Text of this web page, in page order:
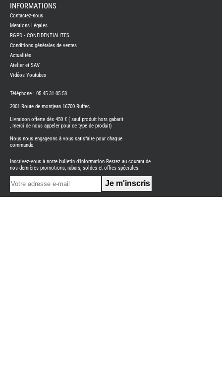
CAMPING-
BENIMAR
CAMPING-
CARADO
CAMPING-
ITINEO
CAMPING-
OCCASION
CARADO
NEUFS
FOURGON
BENIMAR
FOURGON
INFORMATIONS
Contactez-nous
Mentions Légales
RGPD - CONFIDENTIALITES
Conditions générales de ventes
Actualités
Atelier et SAV
Vidéos Youtubes
Téléphone : 05 45 31 05 58
2001 Route de montjean 16700 Ruffec
Livraison offerte dès 450 € ( sauf produit hors gabarit
, merci de nous appeler pour ce type de produit)
Nous nous engageons à vous satisfaire pour chaque
commande.
Inscrivez-vous à notre bulletin d'information Restez au courant de
nos dernières promotions, rabais, soldes et offres spéciales.